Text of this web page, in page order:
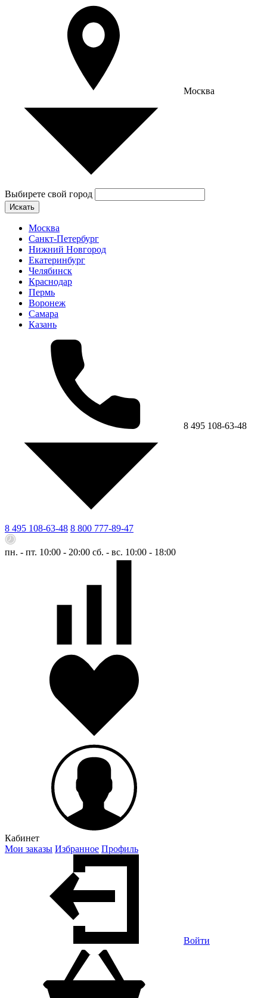
Москва
Выбирете свой город
Искать
Москва
Санкт-Петербург
Нижний Новгород
Екатеринбург
Челябинск
Краснодар
Пермь
Воронеж
Самара
Казань
8 495 108-63-48
8 495 108-63-48 8 800 777-89-47
пн. - пт. 10:00 - 20:00 сб. - вс. 10:00 - 18:00
Кабинет
Мои заказы Избранное Профиль
Войти